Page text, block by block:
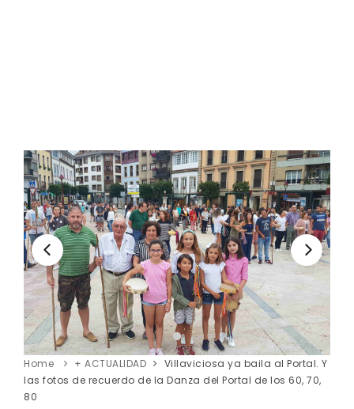
Home + ACTUALIDAD
Villaviciosa ya baila al Portal. Y
las fotos de recuerdo de la Danza del Portal de los 60, 70,
80